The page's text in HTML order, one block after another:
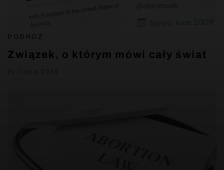
PODRÓŻ
Związek, o którym mówi cały świat